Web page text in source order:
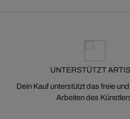
UNTERSTÜTZT
Dein Kauf unterstützt das freie
Arbeiten des